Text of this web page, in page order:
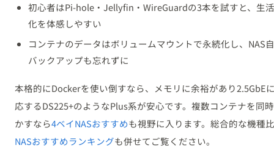
初心者はPi-hole・Jellyfin・WireGuardの3本を試すと、生
化を体感しやすい
コンテナのデータはボリュームマウントで永続化し、NAS
バックアップも忘れずに
本格的にDockerを使い倒すなら、メモリに余裕があり2.5GbE
応するDS225+のようなPlus系が安心です。複数コンテナを同
かすなら4ベイNASおすすめも視野に入ります。総合的な機種
NASおすすめランキングも併せてご覧ください。